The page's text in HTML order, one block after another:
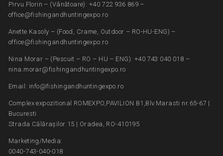
Pirvu Florin – (Vânătoare): +40 722 936 869 –
office@fishingandhuntingexpo.ro
Anette Kasoly – (Food, Crame, Outdoor – RO-HU-ENG) –
office@fishingandhuntingexpo.ro
Nina Morar – (Pescuit – RO – HU – ENG): +40 743 040 018 –
nina.morar@fishingandhuntingexpo.ro
Email: info@fishingandhuntingexpo.ro
Complex expozitional ROMEXPO,PAVILION B1,Blv.Marasti nr.65-67 |
Bucuresti
Strada Călărașilor 15 | Oradea, RO-410195
Marketing/Media:
0040-743-040-018